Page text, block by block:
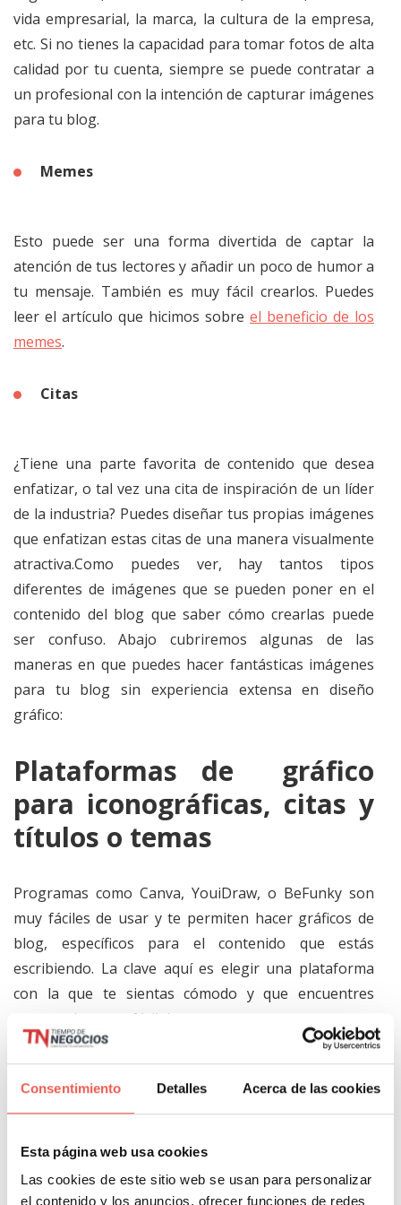
Consentimiento Detalles Acerca de las cookies
Esta página web usa cookies
Las cookies de este sitio web se usan para personalizar
el contenido y los anuncios, ofrecer funciones de redes
vida empresarial, la marca, la cultura de la empresa,
etc. Si no tienes la capacidad para tomar fotos de alta
calidad por tu cuenta, siempre se puede contratar a
un profesional con la intención de capturar imágenes
para tu blog.
Memes
Esto puede ser una forma divertida de captar la
atención de tus lectores y añadir un poco de humor a
tu mensaje. También es muy fácil crearlos. Puedes
leer el artículo que hicimos sobre el beneficio de los
memes.
Citas
¿Tiene una parte favorita de contenido que desea
enfatizar, o tal vez una cita de inspiración de un líder
de la industria? Puedes diseñar tus propias imágenes
que enfatizan estas citas de una manera visualmente
atractiva.Como puedes ver, hay tantos tipos
diferentes de imágenes que se pueden poner en el
contenido del blog que saber cómo crearlas puede
ser confuso. Abajo cubriremos algunas de las
maneras en que puedes hacer fantásticas imágenes
para tu blog sin experiencia extensa en diseño
gráfico:
Plataformas de gráfico
para iconográficas, citas y
títulos o temas
Programas como Canva, YouiDraw, o BeFunky son
muy fáciles de usar y te permiten hacer gráficos de
blog, específicos para el contenido que estás
escribiendo. La clave aquí es elegir una plataforma
con la que te sientas cómodo y que encuentres
extremadamente fácil de usar.
Trucos técnicos para gifs y
fotos
Puesto que estamos proponiendo opciones sencillas
en este post, es hora de hablar de algunas de las